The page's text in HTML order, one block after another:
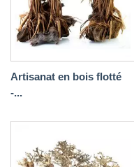
Artisanat en bois flotté
-...